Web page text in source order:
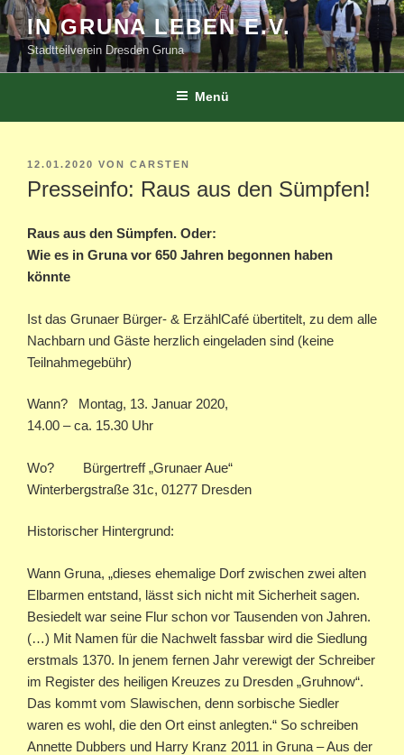
Zum
Inhalt
springen
IN GRUNA LEBEN E.V.
Stadtteilverein Dresden Gruna
Menü
VERÖFFENTLICHT
AM
12.01.2020 VON CARSTEN
Presseinfo: Raus aus den Sümpfen!
Raus aus den Sümpfen. Oder:
Wie es in Gruna vor 650 Jahren begonnen haben
könnte
Ist das Grunaer Bürger- & ErzählCafé übertitelt, zu dem alle
Nachbarn und Gäste herzlich eingeladen sind (keine
Teilnahmegebühr)
Wann? Montag, 13. Januar 2020,
14.00 – ca. 15.30 Uhr
Wo? Bürgertreff „Grunaer Aue“
Winterbergstraße 31c, 01277 Dresden
Historischer Hintergrund:
Wann Gruna, „dieses ehemalige Dorf zwischen zwei alten
Elbarmen entstand, lässt sich nicht mit Sicherheit sagen.
Besiedelt war seine Flur schon vor Tausenden von Jahren.
(…) Mit Namen für die Nachwelt fassbar wird die Siedlung
erstmals 1370. In jenem fernen Jahr verewigt der Schreiber
im Register des heiligen Kreuzes zu Dresden „Gruhnow“.
Das kommt vom Slawischen, denn sorbische Siedler
waren es wohl, die den Ort einst anlegten.“ So schreiben
Annette Dubbers und Harry Kranz 2011 in Gruna – Aus der